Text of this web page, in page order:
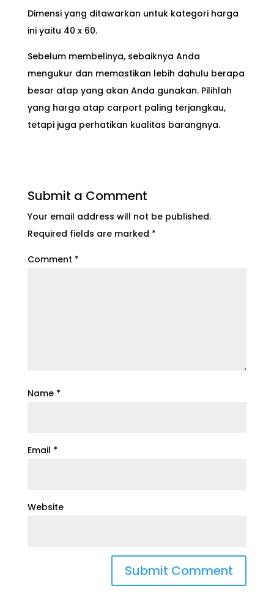
Dimensi yang ditawarkan untuk kategori harga
ini yaitu 40 x 60.
Sebelum membelinya, sebaiknya Anda
mengukur dan memastikan lebih dahulu berapa
besar atap yang akan Anda gunakan. Pilihlah
yang harga atap carport paling terjangkau,
tetapi juga perhatikan kualitas barangnya.
Submit a Comment
Your email address will not be published.
Required fields are marked *
Comment *
Name *
Email *
Website